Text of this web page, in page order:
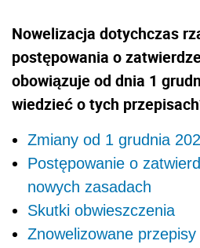
Nowelizacja dotychczas
postępowania o
obowiązuje od dnia 1
wiedzieć o tych
Zmiany od 1 grudnia
Postępowanie o
nowych zasadach
Skutki obwieszczenia
Znowelizowane